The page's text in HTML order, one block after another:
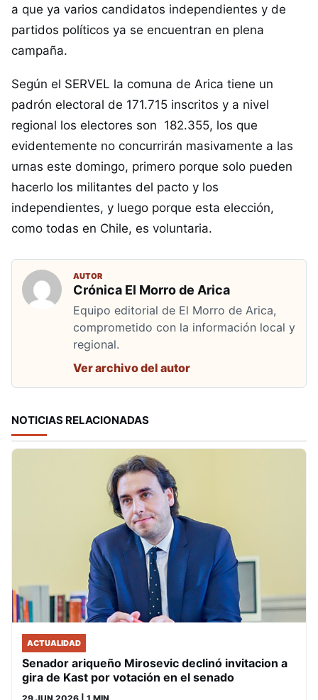
a que ya varios candidatos independientes y de
partidos políticos ya se encuentran en plena
campaña.
Según el SERVEL la comuna de Arica tiene un
padrón electoral de 171.715 inscritos y a nivel
regional los electores son 182.355, los que
evidentemente no concurrirán masivamente a las
urnas este domingo, primero porque solo pueden
hacerlo los militantes del pacto y los
independientes, y luego porque esta elección,
como todas en Chile, es voluntaria.
AUTOR
Crónica El Morro de Arica
Equipo editorial de El Morro de Arica,
comprometido con la información local y
regional.
Ver archivo del autor
NOTICIAS RELACIONADAS
ACTUALIDAD
Senador ariqueño Mirosevic declinó invitacion a
gira de Kast por votación en el senado